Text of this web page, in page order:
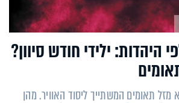
היהדות: ילידי חודש סיוון?
מזל תאומים המשתייך ליסוד האוויר. מהן